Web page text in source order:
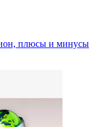
плюсы и минусы